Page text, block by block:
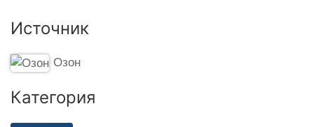
Источник
Озон
Категория